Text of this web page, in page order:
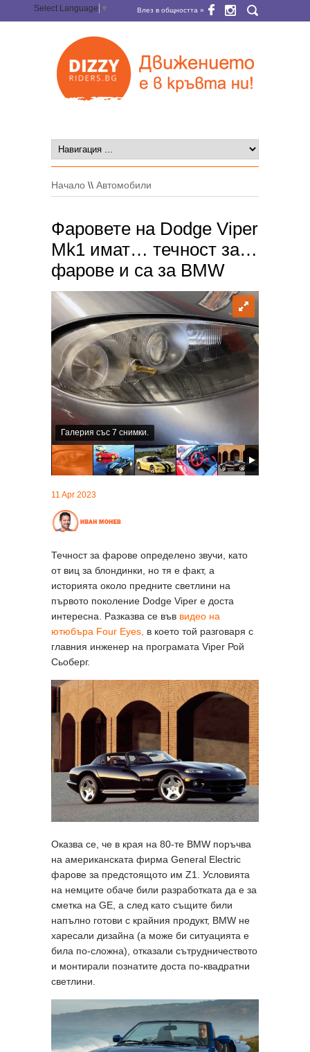
Select Language ▼ Влез в общността »
Начало \\ Автомобили
Фаровете на Dodge Viper
Mk1 имат… течност за…
фарове и са за BMW
Галерия със 7 снимки.
11 Apr 2023
Течност за фарове определено звучи, като
от виц за блондинки, но тя е факт, а
историята около предните светлини на
първото поколение Dodge Viper е доста
интересна. Разказва се във видео на
ютюбъра Four Eyes, в което той разговаря с
главния инженер на програмата Viper Рой
Сьоберг.
Оказва се, че в края на 80-те BMW поръчва
на американската фирма General Electric
фарове за предстоящото им Z1. Условията
на немците обаче били разработката да е за
сметка на GE, а след като същите били
напълно готови с крайния продукт, BMW не
харесали дизайна (а може би ситуацията е
била по-сложна), отказали сътрудничеството
и монтирали познатите доста по-квадратни
светлини.